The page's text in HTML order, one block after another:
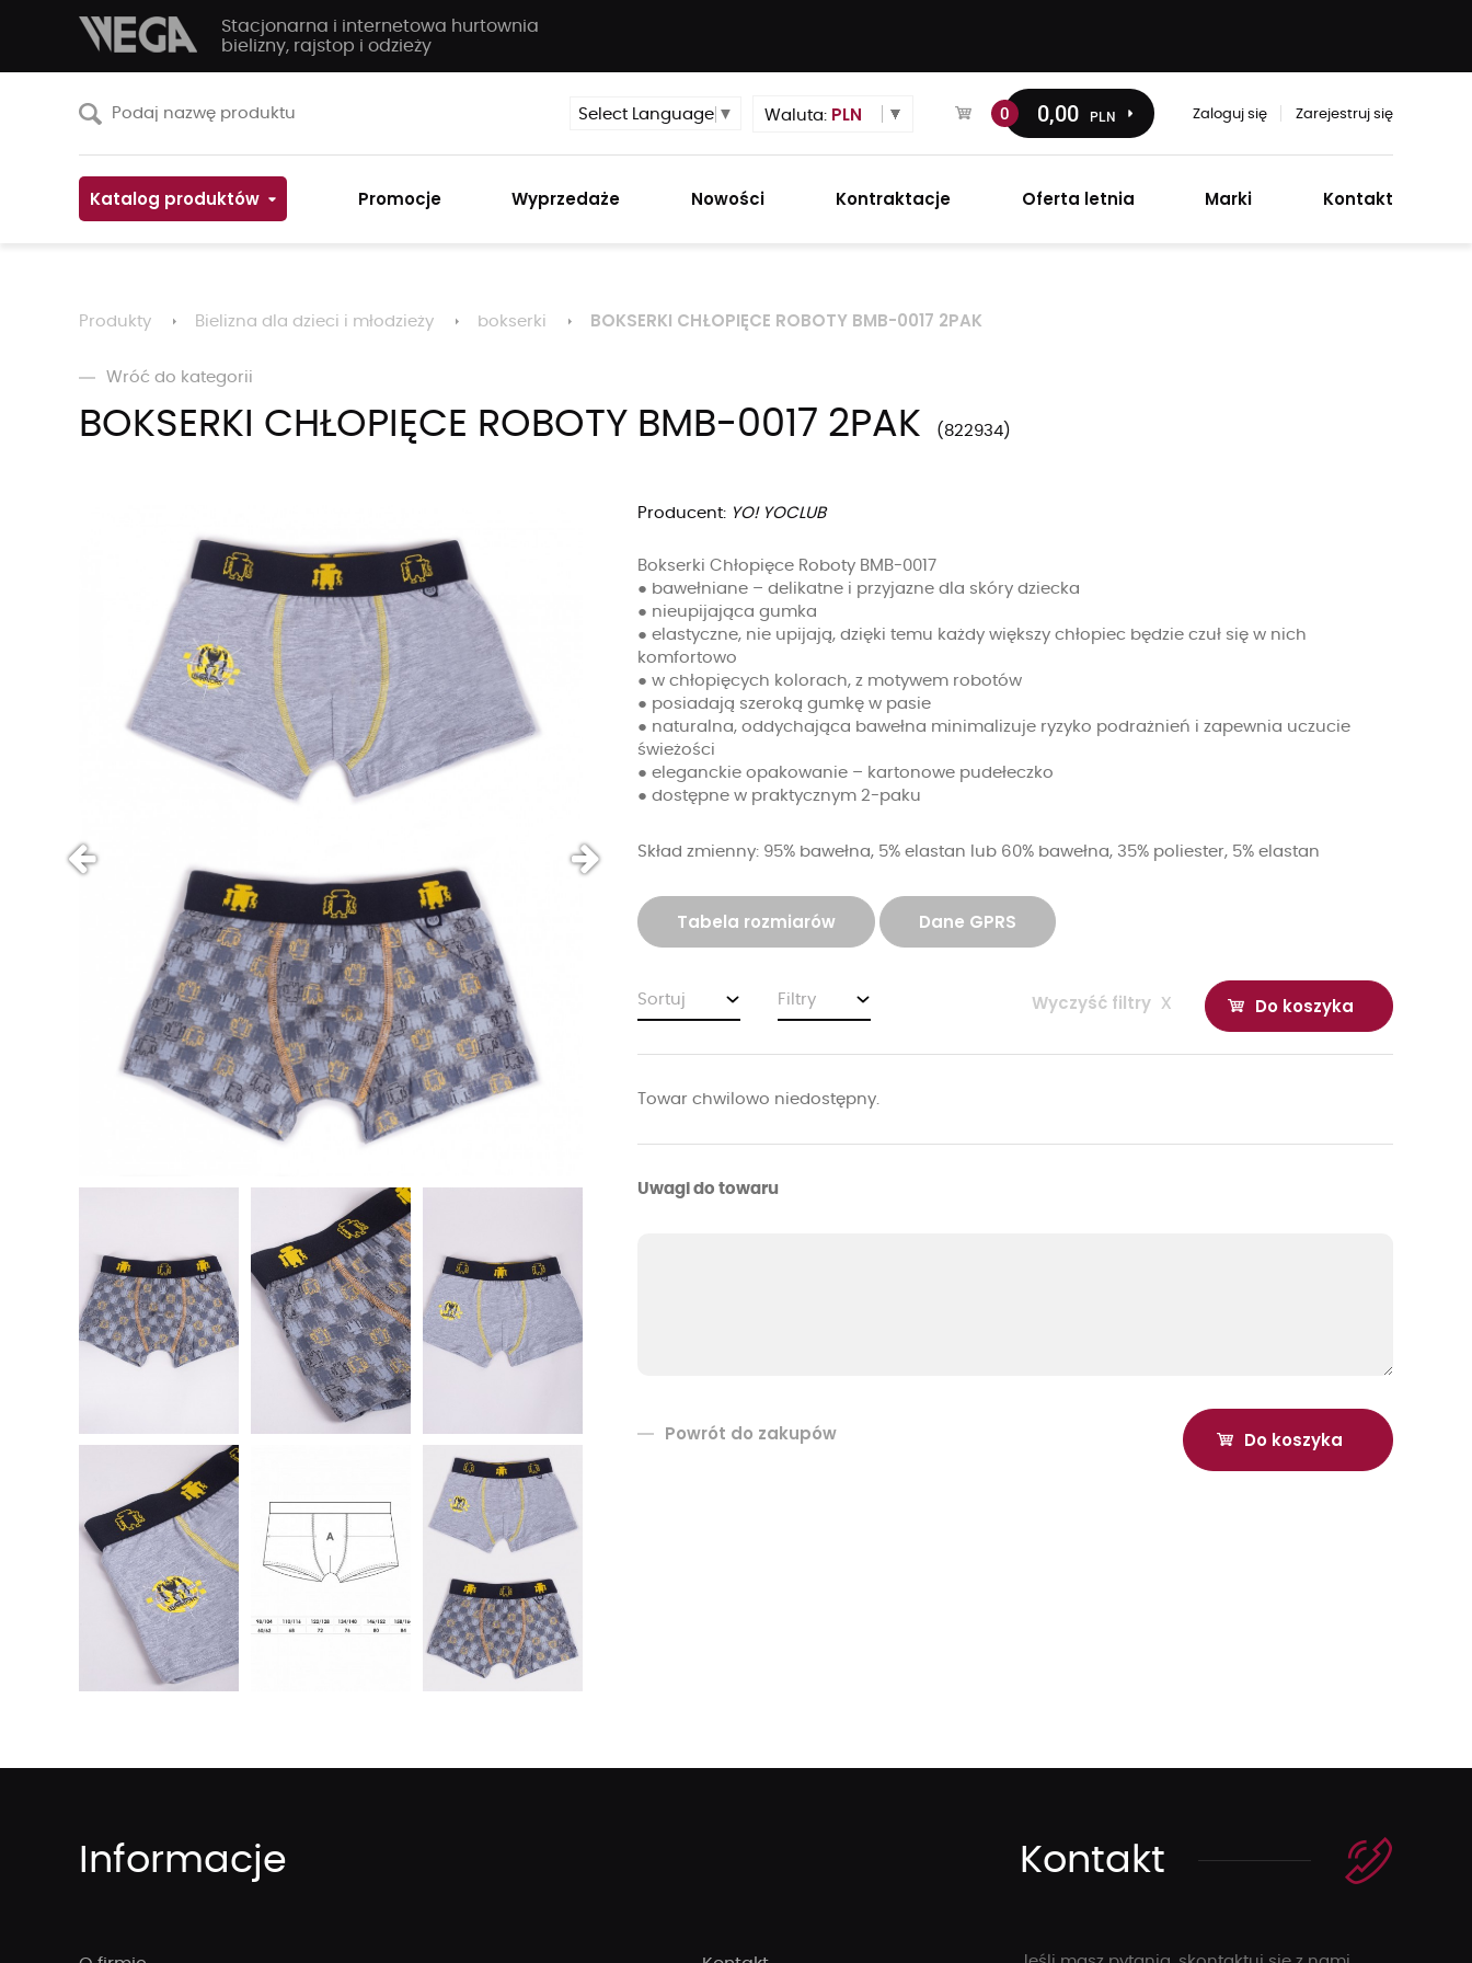
Stacjonarna i internetowa hurtownia
bielizny, rajstop i odzieży
Select Language ▼ Waluta: PLN 0 0,00 PLN Zaloguj się Zarejestruj się
Katalog produktów Promocje Wyprzedaże Nowości Kontraktacje Oferta letnia Marki Kontakt
Produkty Bielizna dla dzieci i młodzieży bokserki BOKSERKI CHŁOPIĘCE ROBOTY BMB-0017 2PAK
Wróć do kategorii
BOKSERKI CHŁOPIĘCE ROBOTY BMB-0017 2PAK 822934
Producent: YO! YOCLUB
Bokserki Chłopięce Roboty BMB-0017
● bawełniane – delikatne i przyjazne dla skóry dziecka
● nieupijająca gumka
● elastyczne, nie upijają, dzięki temu każdy większy chłopiec będzie czuł się w nich
komfortowo
● w chłopięcych kolorach, z motywem robotów
● posiadają szeroką gumkę w pasie
● naturalna, oddychająca bawełna minimalizuje ryzyko podrażnień i zapewnia uczucie
świeżości
● eleganckie opakowanie – kartonowe pudełeczko
● dostępne w praktycznym 2-paku
Skład zmienny: 95% bawełna, 5% elastan lub 60% bawełna, 35% poliester, 5% elastan
Tabela rozmiarów Dane GPRS
Sortuj Filtry Do koszyka
Wyczyść filtry x
Towar chwilowo niedostępny.
Uwagi do towaru
Powrót do zakupów
Informacje Kontakt